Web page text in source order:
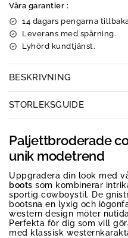
Våra garantier :
14 dagars pengarna
Leverans med spårning.
Lyhörd kundtjänst.
BESKRIVNING
STORLEKSGUIDE
Paljettbroderade
unik modetrend
Uppgradera din look med
boots som kombinerar
sportig cowboystil. De
bootsna en lyxig och
western design möter
Perfekta för dig som vill
med klassisk